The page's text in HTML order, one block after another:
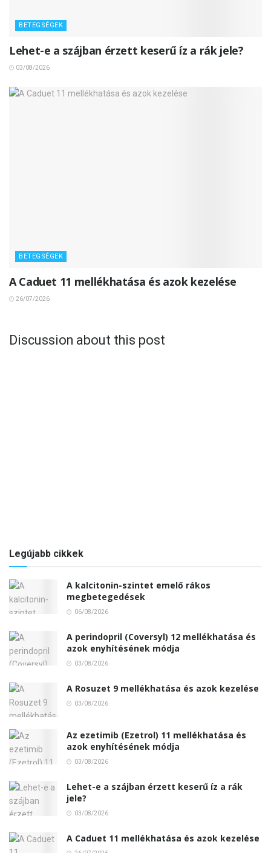
BETEGSÉGEK
Lehet-e a szájban érzett keserű íz a rák jele?
03/08/2026
BETEGSÉGEK
A Caduet 11 mellékhatása és azok kezelése
26/07/2026
Discussion about this post
Legújabb cikkek
A kalcitonin-szintet emelő rákos
megbetegedések
06/08/2026
A perindopril (Coversyl) 12 mellékhatása és
azok enyhítésének módja
03/08/2026
A Rosuzet 9 mellékhatása és azok kezelése
03/08/2026
Az ezetimib (Ezetrol) 11 mellékhatása és
azok enyhítésének módja
03/08/2026
Lehet-e a szájban érzett keserű íz a rák
jele?
03/08/2026
A Caduet 11 mellékhatása és azok kezelése